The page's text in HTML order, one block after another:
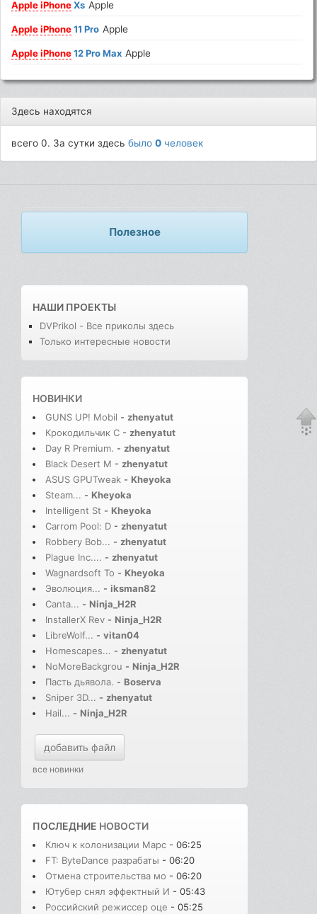
Apple iPhoneXs Apple
Apple iPhone11 Pro Apple
Apple iPhone12 Pro Max Apple
Здесь находятся
всего 0. За сутки здесьбыло0 человек
Полезное
НАШИ ПРОЕКТЫ
DVPrikol - Все приколы здесь
Только интересные новости
НОВИНКИ
GUNS UP! Mobil - zhenyatut
Крокодильчик С - zhenyatut
Day R Premium. - zhenyatut
Black Desert M - zhenyatut
ASUS GPUTweak - Kheyoka
Steam... - Kheyoka
Intelligent St - Kheyoka
Carrom Pool: D - zhenyatut
Robbery Bob... - zhenyatut
Plague Inc.... - zhenyatut
Wagnardsoft To - Kheyoka
Эволюция... - iksman82
Canta... - Ninja_H2R
InstallerX Rev - Ninja_H2R
LibreWolf... - vitan04
Homescapes... - zhenyatut
NoMoreBackgrou - Ninja_H2R
Пасть дьявола. - Boserva
Sniper 3D... - zhenyatut
Hail... - Ninja_H2R
добавить файл
все новинки
ПОСЛЕДНИЕ НОВОСТИ
Ключ к колонизации Марс - 06:25
FT: ByteDance разрабаты - 06:20
Отмена строительства мо - 06:20
Ютубер снял эффектный И - 05:43
Российский режиссер оце - 05:25